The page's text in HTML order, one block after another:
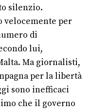
silenzio.
velocemente per
di
lui,
Ma giornalisti,
per la libertà
sono inefficaci
che il governo